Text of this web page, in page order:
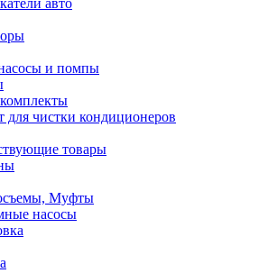
авто
и помпы
для чистки кондиционеров
товары
Муфты
насосы